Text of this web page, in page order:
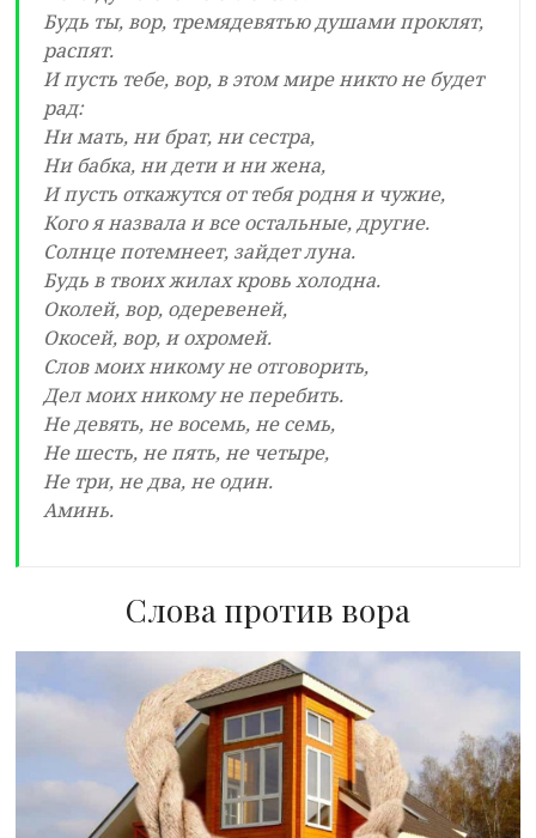
Будь ты, вор, тремядевятью душами проклят,
распят.
И пусть тебе, вор, в этом мире никто не будет
рад:
Ни мать, ни брат, ни сестра,
Ни бабка, ни дети и ни жена,
И пусть откажутся от тебя родня и чужие,
Кого я назвала и все остальные, другие.
Солнце потемнеет, зайдет луна.
Будь в твоих жилах кровь холодна.
Околей, вор, одеревеней,
Окосей, вор, и охромей.
Слов моих никому не отговорить,
Дел моих никому не перебить.
Не девять, не восемь, не семь,
Не шесть, не пять, не четыре,
Не три, не два, не один.
Аминь.
Слова против вора